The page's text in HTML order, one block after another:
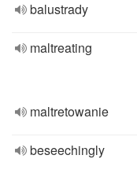
balustrady
maltreating
maltretowanie
beseechingly